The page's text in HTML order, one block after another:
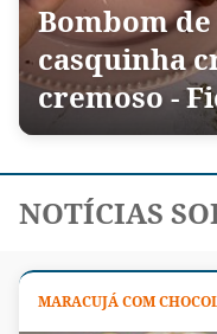
Bombom
casquinha
cremoso -
NOTÍCIAS
MARACUJÁ COM